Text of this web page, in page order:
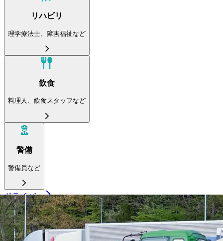
リハビリ
理学療法士、障害福祉など
飲食
料理人、飲食スタッフなど
警備
警備員など
ドライバー
大型トラック
中型トラック
準中型トラック